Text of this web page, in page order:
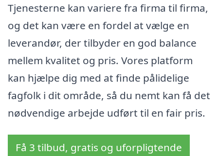
Tjenesterne kan variere fra firma til firma,
og det kan være en fordel at vælge en
leverandør, der tilbyder en god balance
mellem kvalitet og pris. Vores platform
kan hjælpe dig med at finde pålidelige
fagfolk i dit område, så du nemt kan få det
nødvendige arbejde udført til en fair pris.
Få 3 tilbud, gratis og uforpligtende